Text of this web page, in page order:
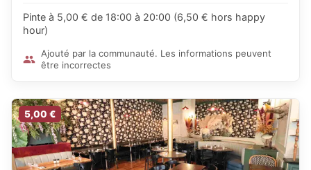
Pinte à 5,00 € de 18:00 à 20:00 (6,50 € hors happy
hour)
Ajouté par la communauté. Les informations peuvent
être incorrectes
5,00 €